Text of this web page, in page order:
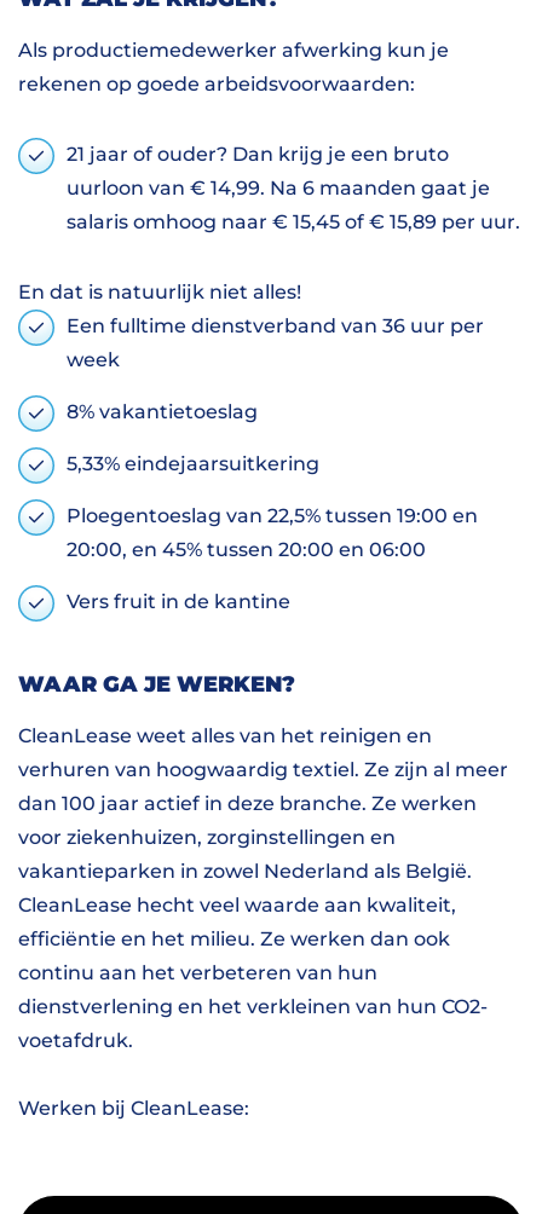
Als productiemedewerker afwerking kun je
rekenen op goede arbeidsvoorwaarden:
21 jaar of ouder? Dan krijg je een bruto
uurloon van € 14,99. Na 6 maanden gaat je
salaris omhoog naar € 15,45 of € 15,89 per uur.
En dat is natuurlijk niet alles!
Een fulltime dienstverband van 36 uur per
week
8% vakantietoeslag
5,33% eindejaarsuitkering
Ploegentoeslag van 22,5% tussen 19:00 en
20:00, en 45% tussen 20:00 en 06:00
Vers fruit in de kantine
WAAR GA JE WERKEN?
CleanLease weet alles van het reinigen en
verhuren van hoogwaardig textiel. Ze zijn al meer
dan 100 jaar actief in deze branche. Ze werken
voor ziekenhuizen, zorginstellingen en
vakantieparken in zowel Nederland als België.
CleanLease hecht veel waarde aan kwaliteit,
efficiëntie en het milieu. Ze werken dan ook
continu aan het verbeteren van hun
dienstverlening en het verkleinen van hun CO2-
voetafdruk.
Werken bij CleanLease: